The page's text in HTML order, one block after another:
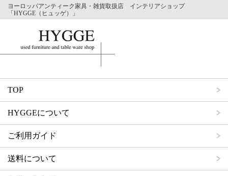
ヨーロッパアンティーク家具・雑貨取扱店 インテリアショップ
「HYGGE（ヒュッゲ）」
TOP
HYGGEについて
ご利用ガイド
送料について